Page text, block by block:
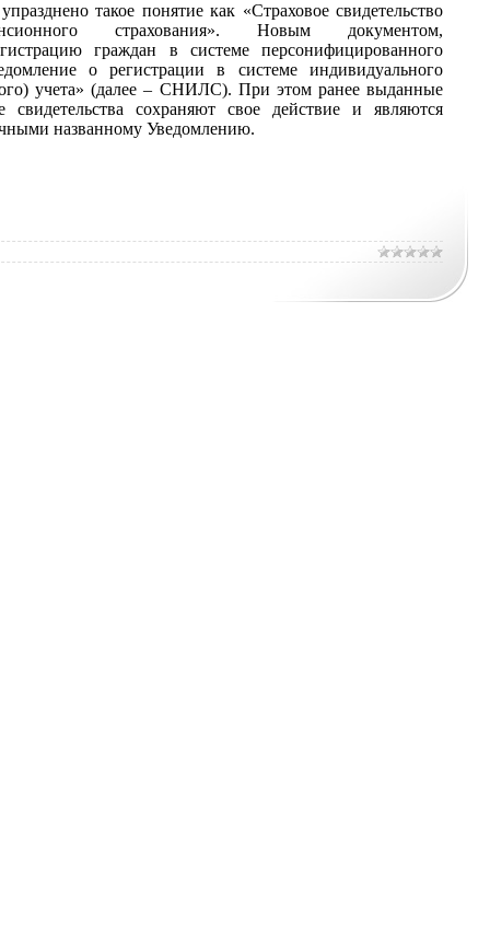
такое понятие как «Страховое свидетельство
страхования». Новым документом,
граждан в системе персонифицированного
о регистрации в системе индивидуального
учета» (далее – СНИЛС). При этом ранее выданные
свидетельства сохраняют свое действие и являются
названному Уведомлению.